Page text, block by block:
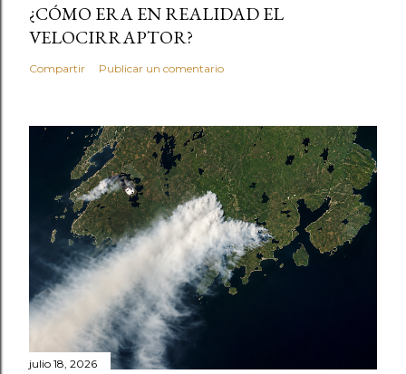
¿CÓMO ERA EN REALIDAD EL
VELOCIRRAPTOR?
Compartir Publicar un comentario
julio 18, 2026